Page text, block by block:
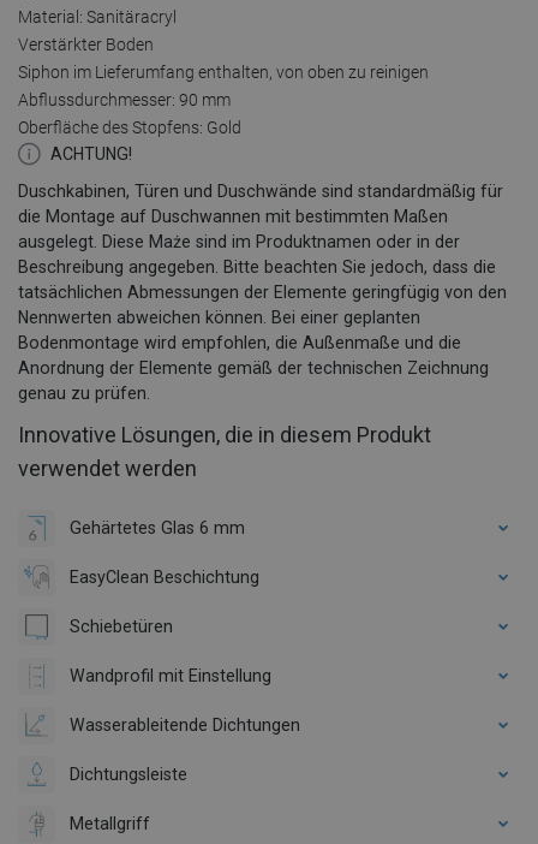
Material: Sanitäracryl
Verstärkter Boden
Siphon im Lieferumfang enthalten, von oben zu reinigen
Abflussdurchmesser: 90 mm
Oberfläche des Stopfens: Gold
ACHTUNG!
Duschkabinen, Türen und Duschwände sind standardmäßig für
die Montage auf Duschwannen mit bestimmten Maßen
ausgelegt. Diese Maże sind im Produktnamen oder in der
Beschreibung angegeben. Bitte beachten Sie jedoch, dass die
tatsächlichen Abmessungen der Elemente geringfügig von den
Nennwerten abweichen können. Bei einer geplanten
Bodenmontage wird empfohlen, die Außenmaße und die
Anordnung der Elemente gemäß der technischen Zeichnung
genau zu prüfen.
Innovative Lösungen, die in diesem Produkt
verwendet werden
Gehärtetes Glas 6 mm
EasyClean Beschichtung
Schiebetüren
Wandprofil mit Einstellung
Wasserableitende Dichtungen
Dichtungsleiste
Metallgriff